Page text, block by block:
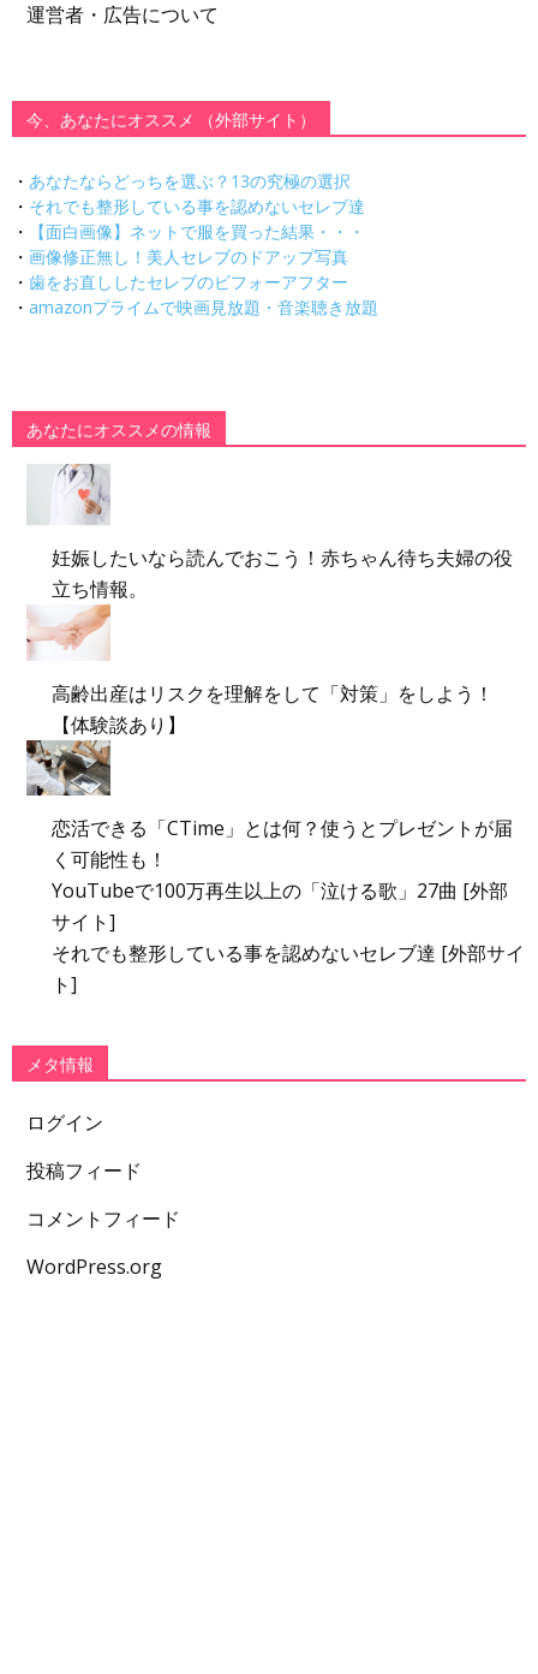
運営者・広告について
今、あなたにオススメ （外部サイト）
・ あなたならどっちを選ぶ？13の究極の選択
・ それでも整形している事を認めないセレブ達
・
【面白画像】ネットで服を買った結果・・・
・ 画像修正無し！美人セレブのドアップ写真
・ 歯をお直ししたセレブのビフォーアフター
・ amazonプライムで映画見放題・音楽聴き放題
あなたにオススメの情報
妊娠したいなら読んでおこう！赤ちゃん待ち夫婦の役
立ち情報。
高齢出産はリスクを理解をして「対策」をしよう！
【体験談あり】
恋活できる「CTime」とは何？使うとプレゼントが届
く可能性も！
YouTubeで100万再生以上の「泣ける歌」27曲 [外部
サイト]
それでも整形している事を認めないセレブ達 [外部サイ
ト]
メタ情報
ログイン
投稿フィード
コメントフィード
WordPress.org